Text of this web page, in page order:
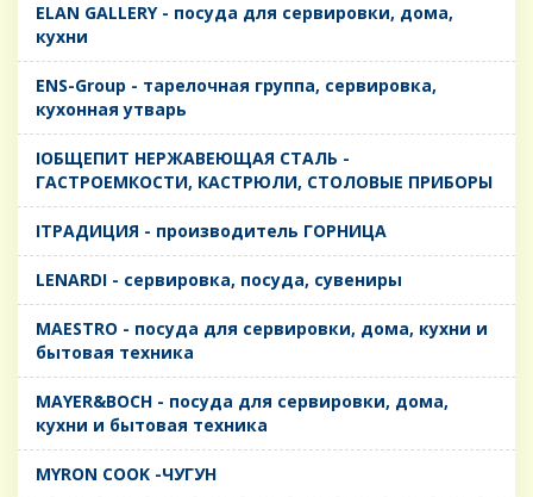
ELAN GALLERY - посуда для сервировки, дома,
кухни
ENS-Group - тарелочная группа, сервировка,
кухонная утварь
IОБЩЕПИТ НЕРЖАВЕЮЩАЯ СТАЛЬ -
ГАСТРОЕМКОСТИ, КАСТРЮЛИ, СТОЛОВЫЕ ПРИБОРЫ
IТРАДИЦИЯ - производитель ГОРНИЦА
LENARDI - сервировка, посуда, сувениры
MAESTRO - посуда для сервировки, дома, кухни и
бытовая техника
MAYER&BOCH - посуда для сервировки, дома,
кухни и бытовая техника
MYRON COOK -ЧУГУН